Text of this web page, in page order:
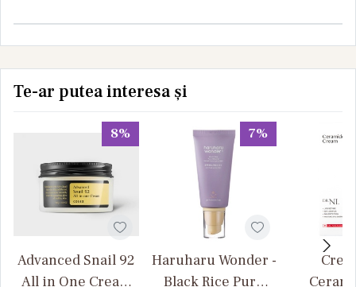
Te-ar putea interesa și
8%
Advanced Snail 92
All in One Cream
7%
Haruharu Wonder -
Black Rice Pure